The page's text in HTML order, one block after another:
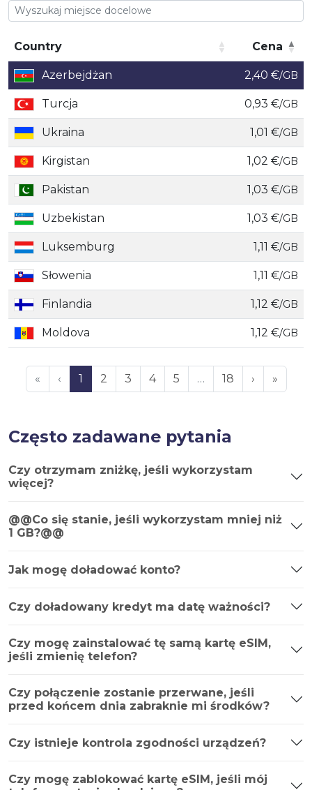
Country
Cena
Country
Cena
Azerbejdżan 2,40 €/GB
Turcja 0,93 €/GB
Ukraina 1,01 €/GB
Kirgistan 1,02 €/GB
Pakistan 1,03 €/GB
Uzbekistan 1,03 €/GB
Luksemburg 1,11 €/GB
Słowenia 1,11 €/GB
Finlandia 1,12 €/GB
Moldova 1,12 €/GB
« ‹ 1 2 3 4 5 … 18 › »
Często zadawane pytania
Czy otrzymam zniżkę, jeśli wykorzystam
więcej?
@@Co się stanie, jeśli wykorzystam mniej niż
1 GB?@@
Jak mogę doładować konto?
Czy doładowany kredyt ma datę ważności?
Czy mogę zainstalować tę samą kartę eSIM,
jeśli zmienię telefon?
Czy połączenie zostanie przerwane, jeśli
przed końcem dnia zabraknie mi środków?
Czy istnieje kontrola zgodności urządzeń?
Czy mogę zablokować kartę eSIM, jeśli mój